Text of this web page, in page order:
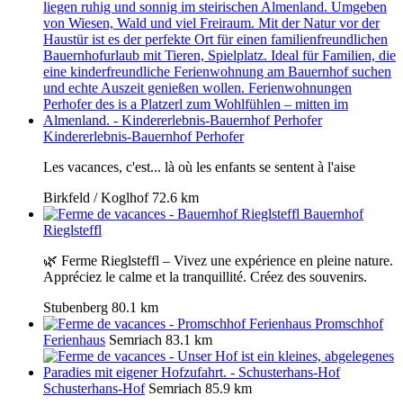
Kindererlebnis-Bauernhof Perhofer
Les vacances, c'est... là où les enfants se sentent à l'aise
Birkfeld / Koglhof 72.6 km
Bauernhof
Rieglsteffl
🌿 Ferme Rieglsteffl – Vivez une expérience en pleine nature.
Appréciez le calme et la tranquillité. Créez des souvenirs.
Stubenberg 80.1 km
Promschhof
Ferienhaus Semriach 83.1 km
Schusterhans-Hof Semriach 85.9 km